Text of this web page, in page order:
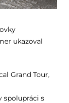
ukazoval
Grand Tour,
spolupráci s